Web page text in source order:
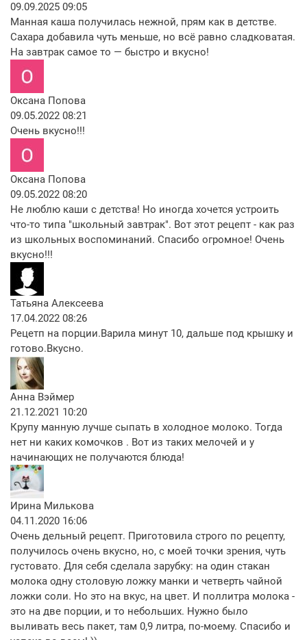
09.09.2025 09:05
Манная каша получилась нежной, прям как в детстве.
Сахара добавила чуть меньше, но всё равно сладковатая.
На завтрак самое то — быстро и вкусно!
Оксана Попова
09.05.2022 08:21
Очень вкусно!!!
Оксана Попова
09.05.2022 08:20
Не люблю каши с детства! Но иногда хочется устроить
что-то типа "школьный завтрак". Вот этот рецепт - как раз
из школьных воспоминаний. Спасибо огромное! Очень
вкусно!!!
Татьяна Алексеева
17.04.2022 08:26
Рецетп на порции.Варила минут 10, дальше под крышку и
готово.Вкусно.
Анна Вэймер
21.12.2021 10:20
Крупу манную лучше сыпать в холодное молоко. Тогда
нет ни каких комочков . Вот из таких мелочей и у
начинающих не получаются блюда!
Ирина Милькова
04.11.2020 16:06
Очень дельный рецепт. Приготовила строго по рецепту,
получилось очень вкусно, но, с моей точки зрения, чуть
густовато. Для себя сделала зарубку: на один стакан
молока одну столовую ложку манки и четверть чайной
ложки соли. Но это на вкус, на цвет. И поллитра молока -
это на две порции, и то небольших. Нужно было
выливать весь пакет, там 0,9 литра, по-моему. Спасибо и